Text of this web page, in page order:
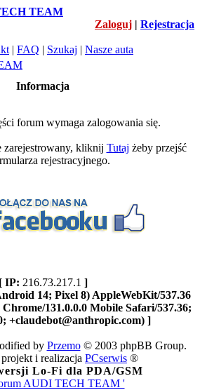
TEAM
Zaloguj | Rejestracja
| FAQ | Szukaj | Nasze auta
Informacja
forum wymaga zalogowania się.
zarejestrowany, kliknij Tutaj żeby przejść
rejestracyjnego.
[ IP: 216.73.217.1 ]
14; Pixel 8) AppleWebKit/537.36
131.0.0.0 Mobile Safari/537.36;
+claudebot@anthropic.com) ]
by Przemo© 2003 phpBB Group.
i realizacja PCserwis ®
Lo-Fi dla PDA/GSM
AUDI TECH TEAM '